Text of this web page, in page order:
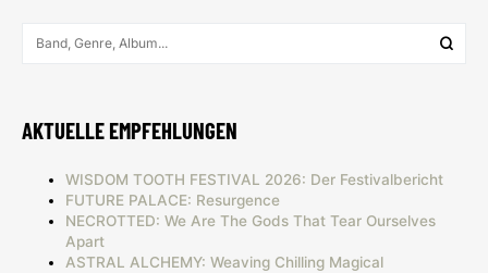
AKTUELLE EMPFEHLUNGEN
WISDOM TOOTH FESTIVAL 2026: Der Festivalbericht
FUTURE PALACE: Resurgence
NECROTTED: We Are The Gods That Tear Ourselves
Apart
ASTRAL ALCHEMY: Weaving Chilling Magical